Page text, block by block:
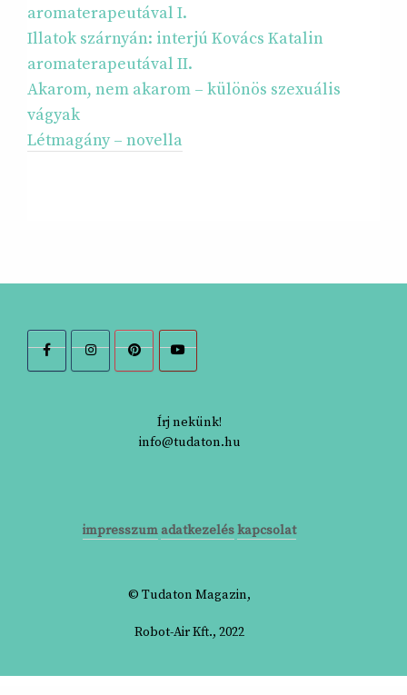
aromaterapeutával I.
Illatok szárnyán: interjú Kovács Katalin
aromaterapeutával II.
Akarom, nem akarom – különös szexuális
vágyak
Létmagány – novella
Írj nekünk!
info@tudaton.hu
impresszum adatkezeléskapcsolat
© Tudaton Magazin,
Robot-Air Kft., 2022